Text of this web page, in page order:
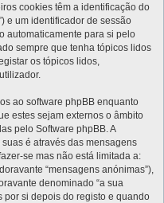
cookies têm a identificação do
e um identificador de sessão
automaticamente para si pelo
sempre que tenha tópicos lidos
os tópicos lidos,
ao software phpBB enquanto
estes sejam externos o âmbito
pelo Software phpBB. A
é através das mensagens
se mas não está limitada a:
“mensagens anónimas”),
denominado “a sua
por si depois do registo e quando